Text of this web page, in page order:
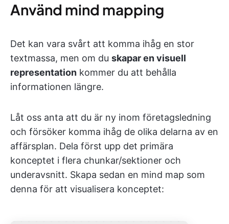
Använd mind mapping
Det kan vara svårt att komma ihåg en stor
textmassa, men om du skapar en visuell
representation kommer du att behålla
informationen längre.
Låt oss anta att du är ny inom företagsledning
och försöker komma ihåg de olika delarna av en
affärsplan. Dela först upp det primära
konceptet i flera chunkar/sektioner och
underavsnitt. Skapa sedan en mind map som
denna för att visualisera konceptet: